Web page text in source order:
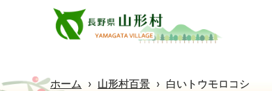
ホーム › 山形村百景 › 白いトウモロコシ